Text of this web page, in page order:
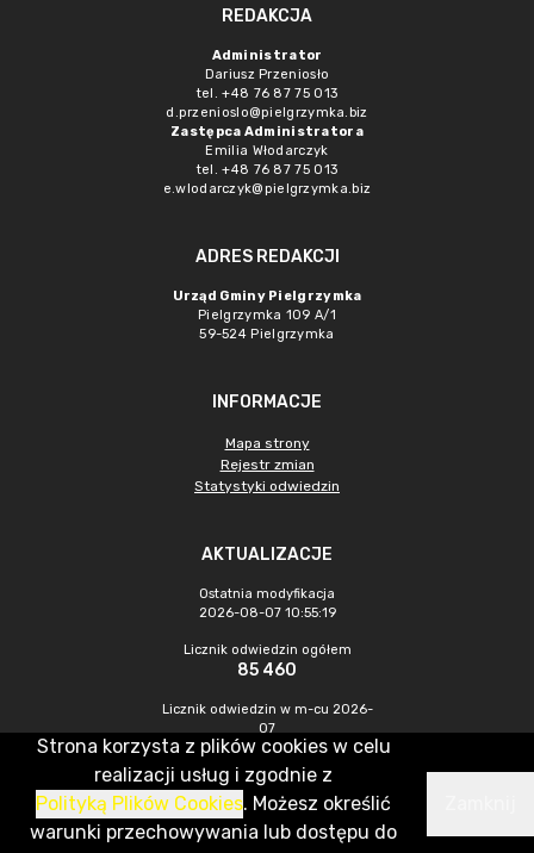
REDAKCJA
Administrator
Dariusz Przeniosło
tel. +48 76 87 75 013
d.przenioslo@pielgrzymka.biz
Zastępca Administratora
Emilia Włodarczyk
tel. +48 76 87 75 013
e.wlodarczyk@pielgrzymka.biz
ADRES REDAKCJI
Urząd Gminy Pielgrzymka
Pielgrzymka 109 A/1
59-524 Pielgrzymka
INFORMACJE
Mapa strony
Rejestr zmian
Statystyki odwiedzin
AKTUALIZACJE
Ostatnia modyfikacja
2026-08-07 10:55:19
Licznik odwiedzin ogółem
85 460
Licznik odwiedzin w m-cu 2026-
07
227
CMS & Hosting: Nefeni Sp. z o.o.
Strona korzysta z plików cookies w celu
realizacji usług i zgodnie z
Polityką Plików Cookies. Możesz określić
warunki przechowywania lub dostępu do